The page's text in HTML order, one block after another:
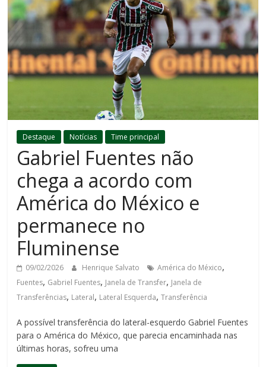
Destaque Notícias Time principal
Gabriel Fuentes não
chega a acordo com
América do México e
permanece no
Fluminense
09/02/2026 Henrique Salvato América do México,
Fuentes, Gabriel Fuentes, Janela de Transfer, Janela de
Transferências, Lateral, Lateral Esquerda,Transferência
A possível transferência do lateral-esquerdo Gabriel Fuentes
para o América do México, que parecia encaminhada nas
últimas horas, sofreu uma